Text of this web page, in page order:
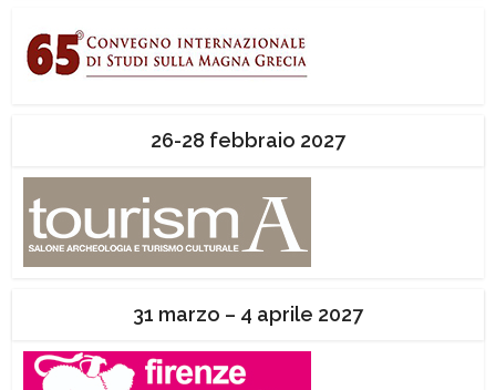
26-28 febbraio 2027
31 marzo – 4 aprile 2027